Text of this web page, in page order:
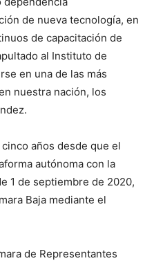
de nueva tecnología, en
de capacitación de
al Instituto de
en una de las más
nuestra nación, los
años desde que el
autónoma con la
1 de septiembre de 2020,
Baja mediante el
de Representantes